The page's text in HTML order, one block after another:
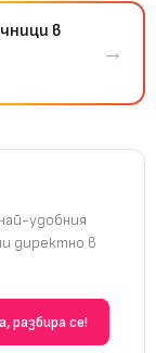
в
→
удобния
директно в